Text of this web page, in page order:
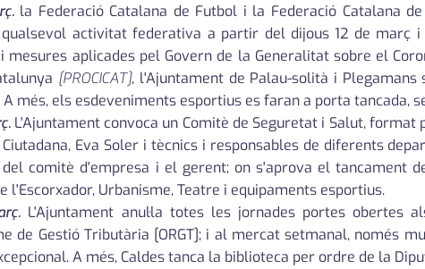
la Federació Catalana de Futbol i la Federació Catalana
qualsevol activitat federativa a partir del dijous 12 de març
mesures aplicades pel Govern de la Generalitat sobre el
[PROCICAT], l'Ajuntament de Palau-solità i
més, els esdeveniments esportius es faran a porta tancada,
L'Ajuntament convoca un Comitè de Seguretat i Salut,
Eva Soler i tècnics i responsables de diferents
comitè d'empresa i el gerent; on s'aprova el tancament
l'Escorxador, Urbanisme, Teatre i equipaments esportius.
L'Ajuntament anul·la totes les jornades portes obertes
de Gestió Tributària [ORGT]; i al mercat setmanal, només
A més, Caldes tanca la biblioteca per ordre de la